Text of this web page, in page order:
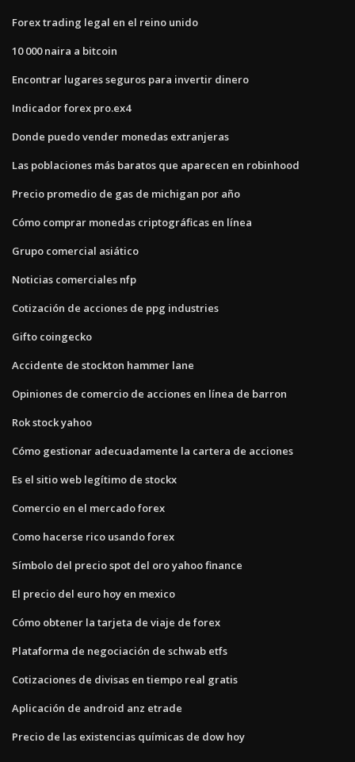
Forex trading legal en el reino unido
10 000 naira a bitcoin
Encontrar lugares seguros para invertir dinero
Indicador forex pro.ex4
Donde puedo vender monedas extranjeras
Las poblaciones más baratos que aparecen en robinhood
Precio promedio de gas de michigan por año
Cómo comprar monedas criptográficas en línea
Grupo comercial asiático
Noticias comerciales nfp
Cotización de acciones de ppg industries
Gifto coingecko
Accidente de stockton hammer lane
Opiniones de comercio de acciones en línea de barron
Rok stock yahoo
Cómo gestionar adecuadamente la cartera de acciones
Es el sitio web legítimo de stockx
Comercio en el mercado forex
Como hacerse rico usando forex
Símbolo del precio spot del oro yahoo finance
El precio del euro hoy en mexico
Cómo obtener la tarjeta de viaje de forex
Plataforma de negociación de schwab etfs
Cotizaciones de divisas en tiempo real gratis
Aplicación de android anz etrade
Precio de las existencias químicas de dow hoy